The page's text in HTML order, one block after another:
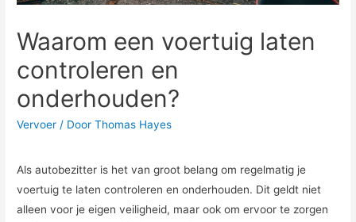
Waarom een voertuig laten
controleren en
onderhouden?
Vervoer / DoorThomas Hayes
Als autobezitter is het van groot belang om regelmatig je
voertuig te laten controleren en onderhouden. Dit geldt niet
alleen voor je eigen veiligheid, maar ook om ervoor te zorgen